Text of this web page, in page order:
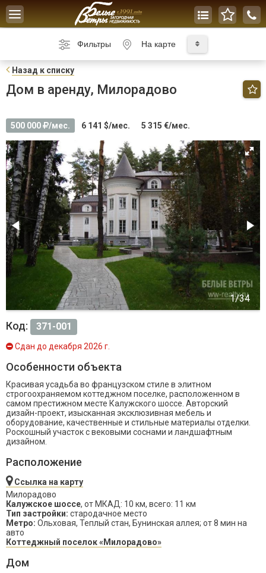
Toggle
navigation
Фильтры На карте
Назад к списку
Дом в аренду, Милорадово
500 000 /мес. 6 141 $/мес. 5 315 €/мес.
Код: 371-001
Сдан до декабря 2026 г.
Особенности объекта
Красивая усадьба во французском стиле в элитном
строгоохраняемом коттеджном поселке, расположенном в
самом престижном месте Калужского шоссе. Авторский
дизайн-проект, изысканная эксклюзивная мебель и
оборудование, качественные и стильные материалы отделки.
Роскошный участок с вековыми соснами и ландшафтным
дизайном.
Расположение
Ссылка на карту
Милорадово
Калужское шоссе, от МКАД: 10 км, всего: 11 км
Тип застройки: стародачное место
Метро: Ольховая, Теплый стан, Бунинская аллея; от 8 мин на
авто
Коттеджный поселок «Милорадово»
Дом